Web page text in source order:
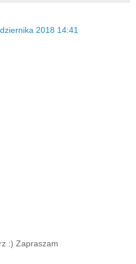
2018 14:41
:) Zapraszam